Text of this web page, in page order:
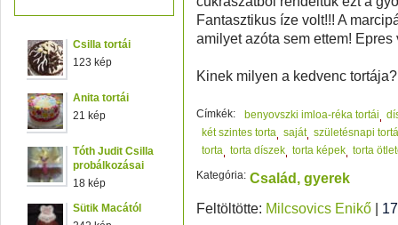
Csilla tortái
123 kép
Anita tortái
21 kép
Tóth Judit Csilla
probálkozásai
18 kép
Sütik Macától
Fantasztikus íze volt!!! A
amilyet azóta sem ettem! Epres
Kinek milyen a kedvenc tortája?
Címkék: benyovszki imloa-réka tortái
két szintes torta saját születésnapi
torta torta díszek torta képek torta
Kategória: Család, gyerek
Feltöltötte: Milcsovics Enikő